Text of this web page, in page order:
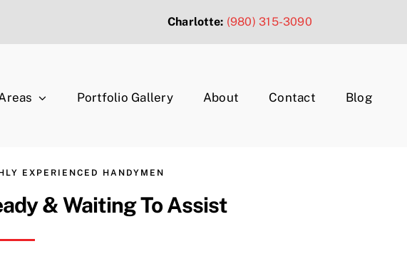
Charlotte: (980) 315-3090
Portfolio Gallery About Contact Blog
EXPERIENCED HANDYMEN
& Waiting To Assist